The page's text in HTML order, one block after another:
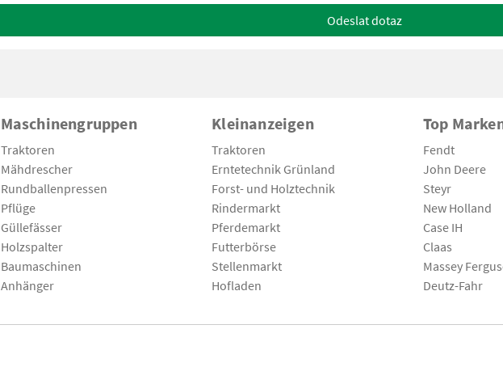
Odeslat dotaz
Maschinengruppen
Traktoren
Mähdrescher
Rundballenpressen
Pflüge
Güllefässer
Holzspalter
Baumaschinen
Anhänger
Kleinanzeigen
Traktoren
Erntetechnik Grünland
Forst- und Holztechnik
Rindermarkt
Pferdemarkt
Futterbörse
Stellenmarkt
Hofladen
Top
Fendt
John Deere
Steyr
New Holland
Case IH
Claas
Massey
Deutz-Fahr